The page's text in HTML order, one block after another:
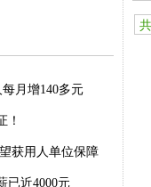
月增140多元
！
获用人单位保障
已近4000元